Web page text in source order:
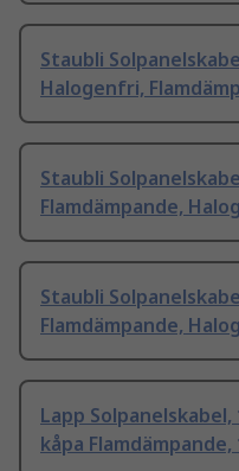
Staubli
Halogenfri,
Staubli
Flamdämpande,
Staubli
Flamdämpande,
Lapp Solpanelskabel,
kåpa Flamdämpande,